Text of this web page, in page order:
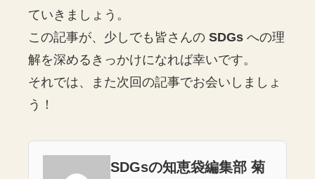
ていきましょう。
この記事が、少しでも皆さんのSDGs への理
解を深めるきっかけになれば幸いです。
それでは、また次回の記事でお会いしましょ
う！
SDGsの知恵袋編集部 菊